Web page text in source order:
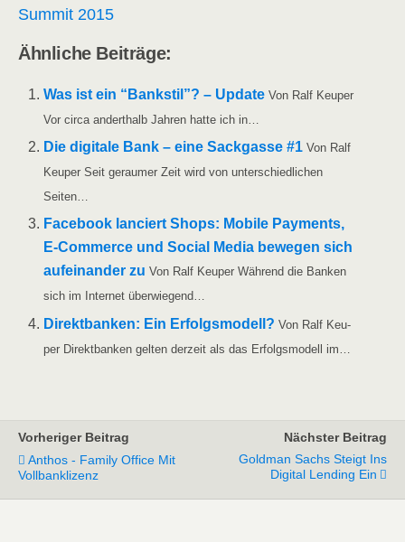
Sum­mit 2015
Ähn­li­che Beiträge:
Was ist ein “Bank­stil”? – Update Von Ralf Keu­per
Vor cir­ca andert­halb Jah­ren hat­te ich in…
Die digi­ta­le Bank – eine Sack­gas­se #1 Von Ralf
Keu­per Seit gerau­mer Zeit wird von unter­schied­li­chen
Seiten…
Face­book lan­ciert Shops: Mobi­le Pay­ments,
E‑Commerce und Social Media bewe­gen sich
auf­ein­an­der zu Von Ralf Keu­per Wäh­rend die Ban­ken
sich im Inter­net überwiegend…
Direkt­ban­ken: Ein Erfolgs­mo­dell? Von Ralf Keu­
per Direkt­ban­ken gel­ten der­zeit als das Erfolgs­mo­dell im…
Vorheriger Beitrag
Anthos - Family Office Mit
Vollbanklizenz
Nächster Beitrag
Goldman Sachs Steigt Ins
Digital Lending Ein